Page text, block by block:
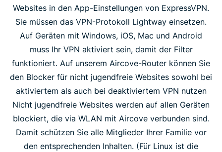
Websites in den App-Einstellungen von ExpressVPN.
Sie müssen das VPN-Protokoll Lightway einsetzen.
Auf Geräten mit Windows, iOS, Mac und Android
muss Ihr VPN aktiviert sein, damit der Filter
funktioniert. Auf unserem Aircove-Router können Sie
den Blocker für nicht jugendfreie Websites sowohl bei
aktiviertem als auch bei deaktiviertem VPN nutzen
Nicht jugendfreie Websites werden auf allen Geräten
blockiert, die via WLAN mit Aircove verbunden sind.
Damit schützen Sie alle Mitglieder Ihrer Familie vor
den entsprechenden Inhalten. (Für Linux ist die